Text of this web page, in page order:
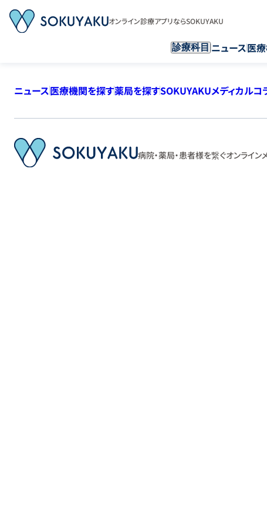
オンライン診療アプリならSOKUYAKU
診療科目 ニュース医
ニュース医療機関を探す薬局を探すSOKUYAKUメディカルコ
病院・薬局・患者様を繋ぐオンライン